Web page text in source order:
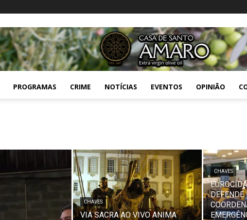
PROGRAMAS CRIME NOTÍCIAS EVENTOS OPINIÃO
CHAVES
VIA SACRA AO VIVO ANIMA
CHAVES
DEFENDE